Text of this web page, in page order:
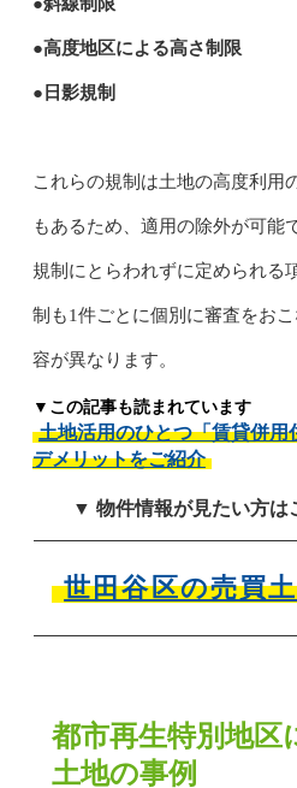
●斜線制限
●高度地区による高さ制限
●日影規制
これらの規制は土地の高度利用
もあるため、適用の除外が可能
規制にとらわれずに定められる
制も1件ごとに個別に審査をお
容が異なります。
▼この記事も読まれています
土地活用のひとつ「賃貸併用
デメリットをご紹介
▼ 物件情報が見たい方は
世田谷区の売買
都市再生特別地区
土地の事例